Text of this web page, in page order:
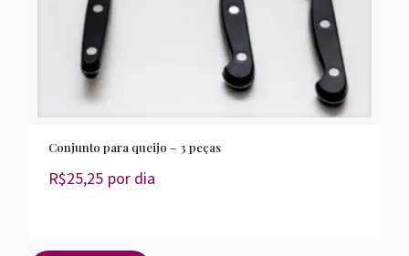
Conjunto para queijo – 3 peças
R$25,25 por dia